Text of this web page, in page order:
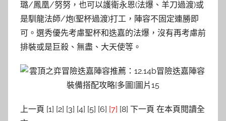
璐/鳳凰/努努，也可以護衛永恩(法爆、羊刀過渡)或
是馴龍法師/炮(聖杯過渡)打工，陣容不固定連勝即
可。選秀優先考慮聖杯和迭嘉的法爆，沒有再考慮前
排裝或是巨殺、無盡、大天使等。
上一頁 [1] [2] [3] [4] [5] [6] [7] [8] 下一頁 在本頁閱讀全